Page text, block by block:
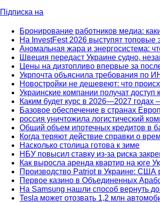
Підписка на
Бронирование работников медиа:
На InvestFest 2026 выступят топовые
Аномальная жара и энергосистема:
Швеция передаст Украине судно,
Цены на дизтопливо впервые за
Укрпочта объяснила требования по
Новостройки не дешевеют: что
Украинские компании получат
Каким будет курс в 2026—2027
Базовое обеспечение в странах
россия уничтожила логистический
Общий объем ипотечных кредитов в
Когда теряют действие справки о
Насколько столица готова к зиме
НБУ повысил ставку из-за риска
Как выросла аренда квартир на юге
Производство Patriot в Украине: США
Первое казино в Объединенных
На Samsung нашли способ вернуть
Tesla может отозвать 1,2 млн